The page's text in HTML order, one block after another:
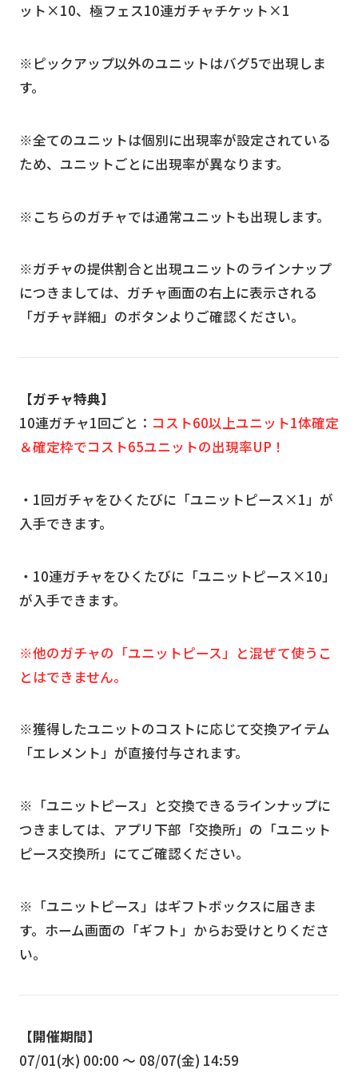
ット×10、極フェス10連ガチャチケット×1
※ピックアップ以外のユニットはバグ5で出現しま
す。
※全てのユニットは個別に出現率が設定されている
ため、ユニットごとに出現率が異なります。
※こちらのガチャでは通常ユニットも出現します。
※ガチャの提供割合と出現ユニットのラインナップ
につきましては、ガチャ画面の右上に表示される
「ガチャ詳細」のボタンよりご確認ください。
【ガチャ特典】
10連ガチャ1回ごと： コスト60以上ユニット1体確定
＆確定枠でコスト65ユニットの出現率UP！
・1回ガチャをひくたびに「ユニットピース×1」が
入手できます。
・10連ガチャをひくたびに「ユニットピース×10」
が入手できます。
※他のガチャの「ユニットピース」と混ぜて使うこ
とはできません。
※獲得したユニットのコストに応じて交換アイテム
「エレメント」が直接付与されます。
※「ユニットピース」と交換できるラインナップに
つきましては、アプリ下部「交換所」の「ユニット
ピース交換所」にてご確認ください。
※「ユニットピース」はギフトボックスに届きま
す。ホーム画面の「ギフト」からお受けとりくださ
い。
【開催期間】
07/01(水) 00:00 〜 08/07(金) 14:59